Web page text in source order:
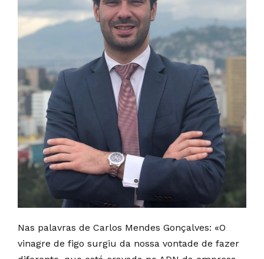
Nas palavras de Carlos Mendes Gonçalves: «O
vinagre de figo surgiu da nossa vontade de fazer